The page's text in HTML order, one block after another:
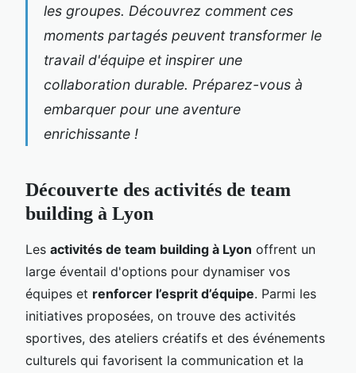
les groupes. Découvrez comment ces
moments partagés peuvent transformer le
travail d'équipe et inspirer une
collaboration durable. Préparez-vous à
embarquer pour une aventure
enrichissante !
Découverte des activités de team
building à Lyon
Les activités de team building à Lyon offrent un
large éventail d'options pour dynamiser vos
équipes et renforcer l’esprit d’équipe. Parmi les
initiatives proposées, on trouve des activités
sportives, des ateliers créatifs et des événements
culturels qui favorisent la communication et la